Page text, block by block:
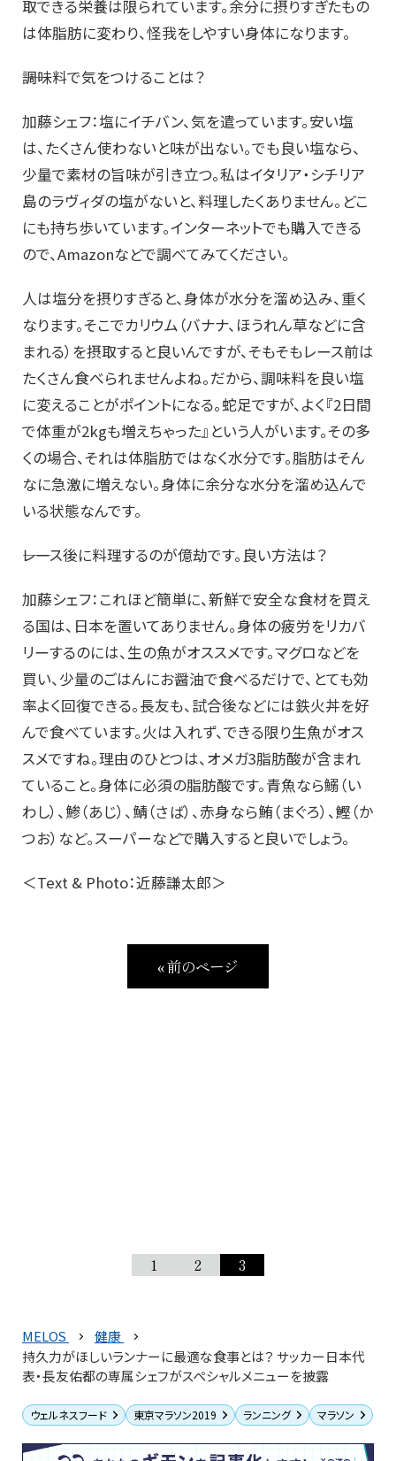
取できる栄養は限られています。余分に摂りすぎたもの
は体脂肪に変わり、怪我をしやすい身体になります。
――調味料で気をつけることは？
加藤シェフ：塩にイチバン、気を遣っています。安い塩
は、たくさん使わないと味が出ない。でも良い塩なら、
少量で素材の旨味が引き立つ。私はイタリア・シチリア
島のラヴィダの塩がないと、料理したくありません。どこ
にも持ち歩いています。インターネットでも購入できる
ので、Amazonなどで調べてみてください。
人は塩分を摂りすぎると、身体が水分を溜め込み、重く
なります。そこでカリウム（バナナ、ほうれん草などに含
まれる）を摂取すると良いんですが、そもそもレース前は
たくさん食べられませんよね。だから、調味料を良い塩
に変えることがポイントになる。蛇足ですが、よく『2日間
で体重が2kgも増えちゃった』という人がいます。その多
くの場合、それは体脂肪ではなく水分です。脂肪はそん
なに急激に増えない。身体に余分な水分を溜め込んで
いる状態なんです。
――レース後に料理するのが億劫です。良い方法は？
加藤シェフ：これほど簡単に、新鮮で安全な食材を買え
る国は、日本を置いてありません。身体の疲労をリカバ
リーするのには、生の魚がオススメです。マグロなどを
買い、少量のごはんにお醤油で食べるだけで、とても効
率よく回復できる。長友も、試合後などには鉄火丼を好
んで食べています。火は入れず、できる限り生魚がオス
スメですね。理由のひとつは、オメガ3脂肪酸が含まれ
ていること。身体に必須の脂肪酸です。青魚なら鰯（い
わし）、鯵（あじ）、鯖（さば）、赤身なら鮪（まぐろ）、鰹（か
つお）など。スーパーなどで購入すると良いでしょう。
＜Text & Photo：近藤謙太郎＞
« 前のページ
1 2 3
MELOS
健康
持久力がほしいランナーに最適な食事とは？ サッカー日本代
表・長友佑都の専属シェフがスペシャルメニューを披露
ウェルネスフード 東京マラソン2019 ランニング マラソン